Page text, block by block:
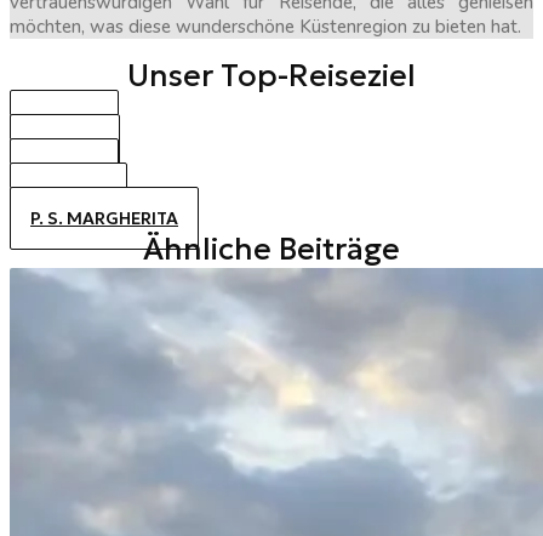
möchten, was diese wunderschöne Küstenregion zu bieten hat.
Unser Top-Reiseziel
BIBIONE
CAORLE
JESOLO
ALTANEA
P. S. MARGHERITA
Ähnliche Beiträge